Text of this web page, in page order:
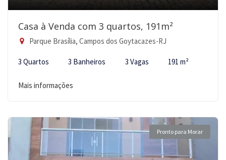
Casa à Venda com 3 quartos, 191m²
Parque Brasília, Campos dos Goytacazes-RJ
3 Quartos 3 Banheiros 3 Vagas 191 m²
Mais informações
Pronto para Morar